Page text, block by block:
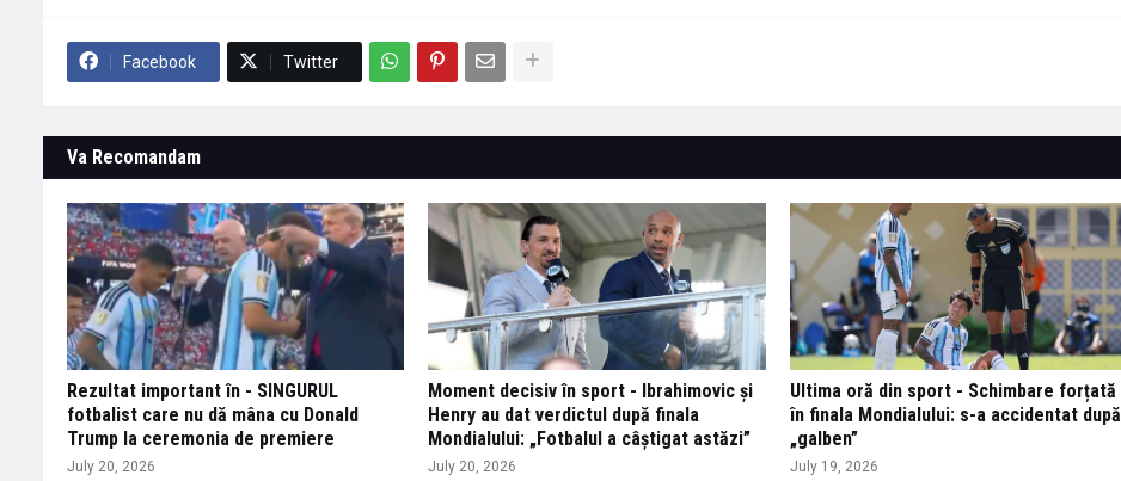
Facebook Twitter
Va Recomandam
Rezultat important în - SINGURUL
fotbalist care nu dă mâna cu Donald
Trump la ceremonia de premiere
July 20, 2026
Moment decisiv în sport - Ibrahimovic și
Henry au dat verdictul după finala
Mondialului: „Fotbalul a câștigat astăzi”
July 20, 2026
Ultima oră din sport - Schimbare forțată
în finala Mondialului: s-a accidentat după
„galben”
July 19, 2026